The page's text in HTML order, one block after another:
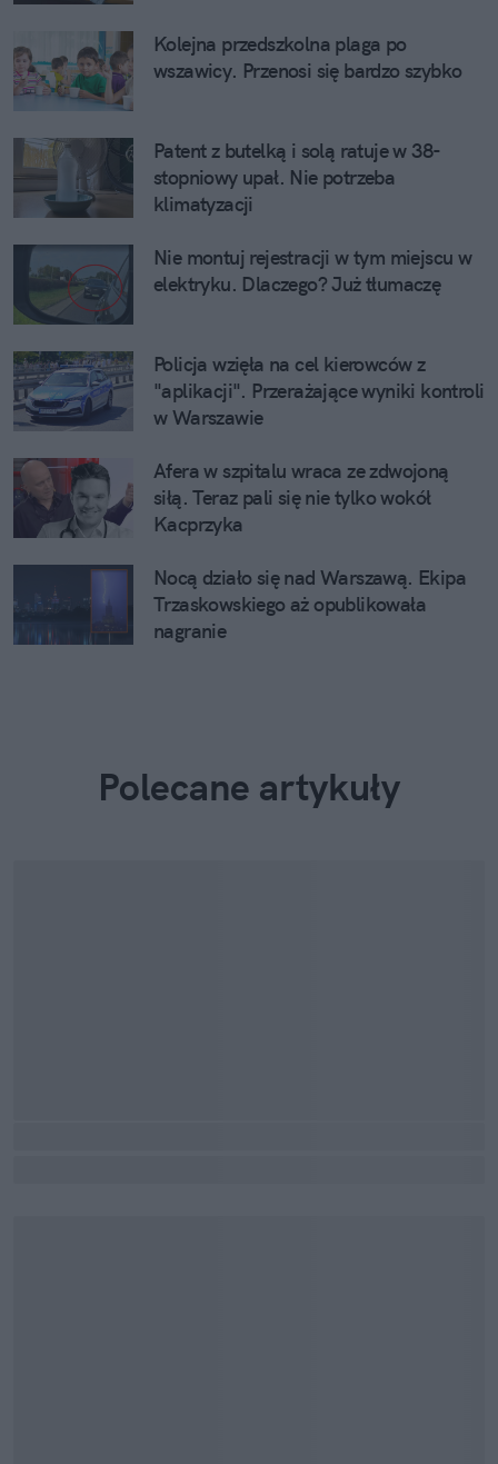
Kolejna przedszkolna plaga po
wszawicy. Przenosi się bardzo szybko
Patent z butelką i solą ratuje w 38-
stopniowy upał. Nie potrzeba
klimatyzacji
Nie montuj rejestracji w tym miejscu w
elektryku. Dlaczego? Już tłumaczę
Policja wzięła na cel kierowców z
"aplikacji". Przerażające wyniki kontroli
w Warszawie
Afera w szpitalu wraca ze zdwojoną
siłą. Teraz pali się nie tylko wokół
Kacprzyka
Nocą działo się nad Warszawą. Ekipa
Trzaskowskiego aż opublikowała
nagranie
Polecane artykuły